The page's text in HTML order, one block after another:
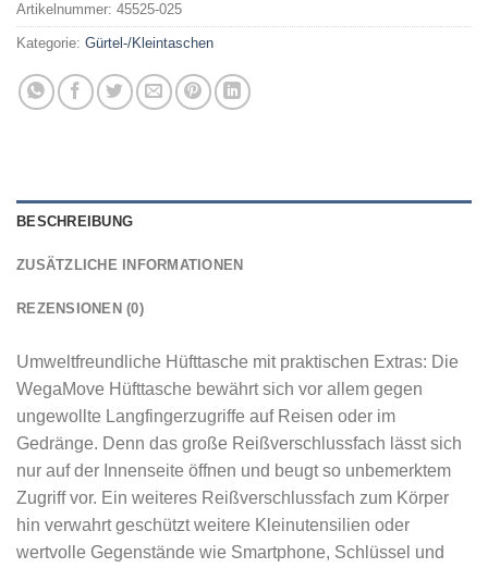
Artikelnummer: 45525-025
Kategorie: Gürtel-/Kleintaschen
BESCHREIBUNG
ZUSÄTZLICHE INFORMATIONEN
REZENSIONEN (0)
Umweltfreundliche Hüfttasche mit praktischen Extras: Die
WegaMove Hüfttasche bewährt sich vor allem gegen
ungewollte Langfingerzugriffe auf Reisen oder im
Gedränge. Denn das große Reißverschlussfach lässt sich
nur auf der Innenseite öffnen und beugt so unbemerktem
Zugriff vor. Ein weiteres Reißverschlussfach zum Körper
hin verwahrt geschützt weitere Kleinutensilien oder
wertvolle Gegenstände wie Smartphone, Schlüssel und